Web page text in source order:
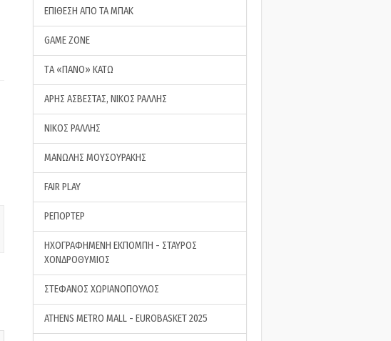
ΕΠΙΘΕΣΗ ΑΠΟ ΤΑ ΜΠΑΚ
GAME ZONE
ΤA «ΠΑΝΟ» ΚΑΤΩ
ΑΡΗΣ ΑΣΒΕΣΤΑΣ, ΝΙΚΟΣ ΡΑΛΛΗΣ
ΝΙΚΟΣ ΡΑΛΛΗΣ
ΜΑΝΩΛΗΣ ΜΟΥΣΟΥΡΑΚΗΣ
FAIR PLAY
ΡΕΠΟΡΤΕΡ
ΗΧΟΓΡΑΦΗΜΕΝΗ ΕΚΠΟΜΠΗ - ΣΤΑΥΡΟΣ
ΧΟΝΔΡΟΘΥΜΙΟΣ
ΣΤΕΦΑΝΟΣ ΧΩΡΙΑΝΟΠΟΥΛΟΣ
ATHENS METRO MALL - EUROBASKET 2025